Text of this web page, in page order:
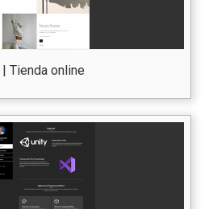
Tienda online